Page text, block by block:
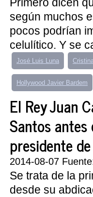
según muchos
pocos podrían
celulítico. Y se
José Luis Luna
Hollywood Javier Bardem
El Rey Juan
Santos
presidente
2014-08-07
Se trata de la
desde su